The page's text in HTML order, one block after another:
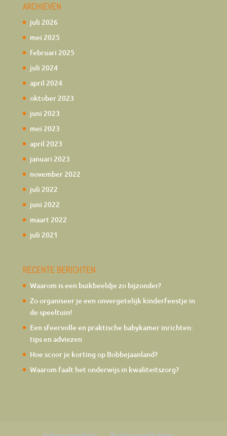
ARCHIEVEN
juli 2026
mei 2025
februari 2025
juli 2024
april 2024
oktober 2023
juni 2023
mei 2023
april 2023
januari 2023
november 2022
juli 2022
juni 2022
maart 2022
juli 2021
RECENTE BERICHTEN
Waarom is een buikbeeldje zo bijzonder?
Zo organiseer je een onvergetelijk kinderfeestje in
de speeltuin!
Een sfeervolle en praktische babykamer inrichten:
tips en adviezen
Hoe scoor je korting op Bobbejaanland?
Waarom faalt het onderwijs in kwaliteitszorg?